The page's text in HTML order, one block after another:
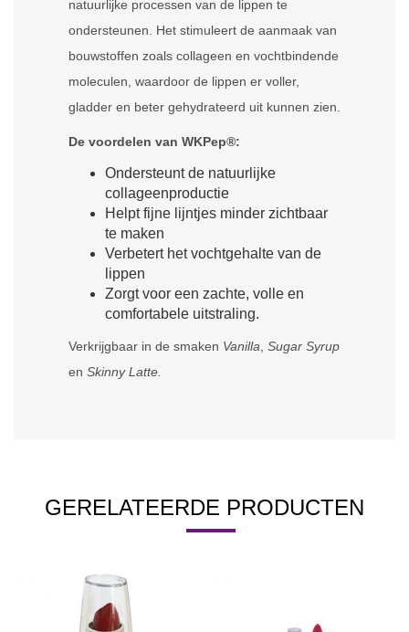
natuurlijke processen van de lippen te
ondersteunen. Het stimuleert de aanmaak van
bouwstoffen zoals collageen en vochtbindende
moleculen, waardoor de lippen er voller,
gladder en beter gehydrateerd uit kunnen zien.
De voordelen van WKPep®:
Ondersteunt de natuurlijke
collageenproductie
Helpt fijne lijntjes minder zichtbaar
te maken
Verbetert het vochtgehalte van de
lippen
Zorgt voor een zachte, volle en
comfortabele uitstraling.
Verkrijgbaar in de smaken Vanilla, Sugar Syrup
en Skinny Latte.
GERELATEERDE PRODUCTEN